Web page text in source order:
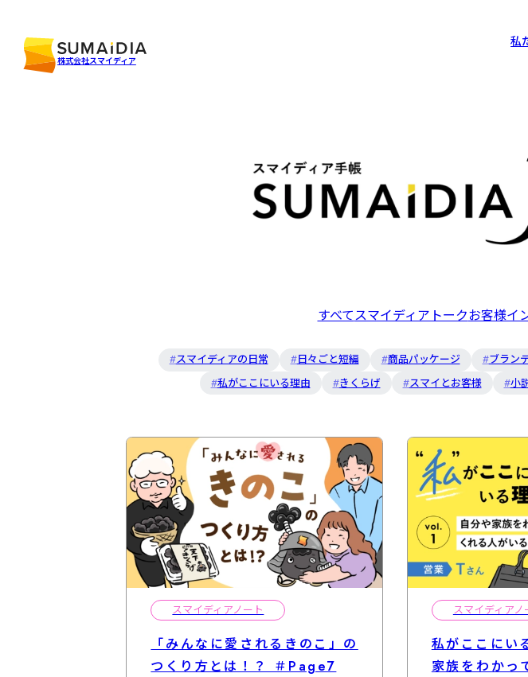
株式会社スマイディア
私
すべてスマイディアトークお客様イ
スマイディアの日常 日々ごと短編 商品パッケージ ブラン
私がここにいる理由
きくらげ スマイとお客様 小
スマイディアノート
「みんなに愛されるきのこ」の
つくり方とは！？ ＃Page7
スマイディアノ
私がここにい
家族をわかっ